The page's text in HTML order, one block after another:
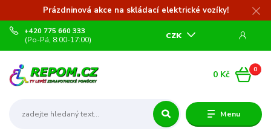
Prázdninová akce na skládací elektrické vozíky!
Menu
CZK
+420 775 660 333
(Po-Pá, 8:00-17:00)
0
0 Kč